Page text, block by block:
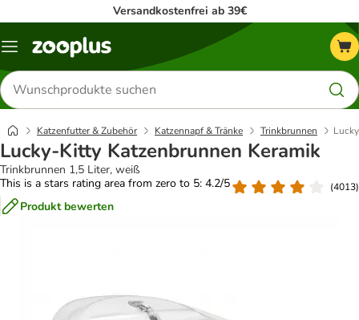
Versandkostenfrei ab 39€
Menü
Produkte
suchen
Katzenfutter & Zubehör Katzennapf & Tränke Trinkbrunnen
Lucky-Kitty Katzenbrunnen Keramik
Trinkbrunnen 1,5 Liter, weiß
This is a stars rating area from zero to 5: 4.2/5
(4013)
Produkt bewerten